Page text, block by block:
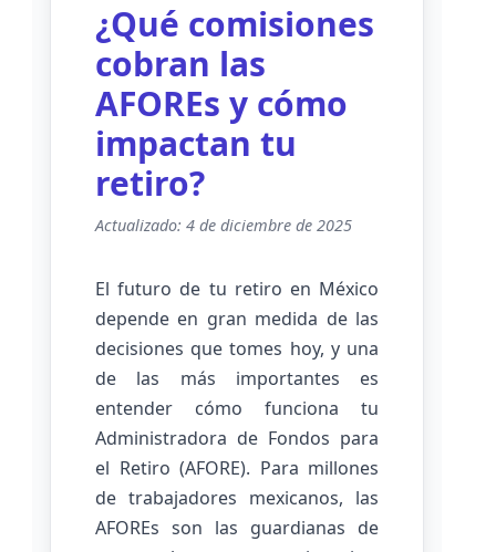
¿Qué comisiones
cobran las
AFOREs y cómo
impactan tu
retiro?
Actualizado: 4 de diciembre de 2025
El futuro de tu retiro en México
depende en gran medida de las
decisiones que tomes hoy, y una
de las más importantes es
entender cómo funciona tu
Administradora de Fondos para
el Retiro (AFORE). Para millones
de trabajadores mexicanos, las
AFOREs son las guardianas de